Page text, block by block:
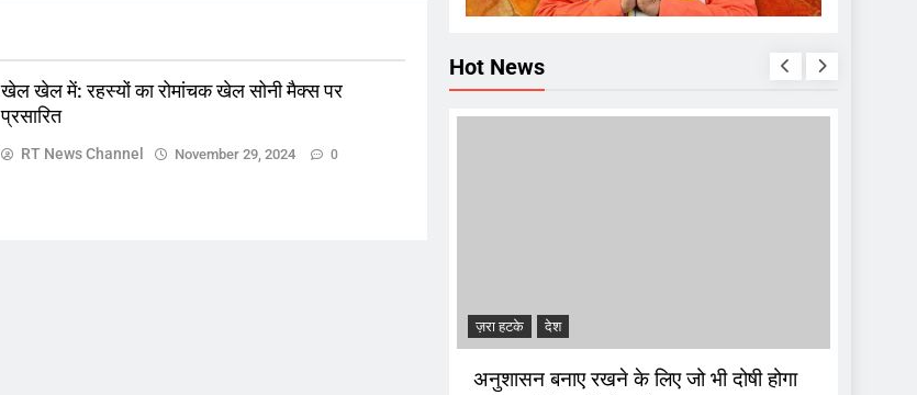
खेल खेल में: रहस्यों का रोमांचक खेल सोनी मैक्स पर
प्रसारित
RT News Channel November 29, 2024 0
Hot News
ज़रा हटके देश
अनुशासन बनाए रखने के लिए जो भी दोषी होगा